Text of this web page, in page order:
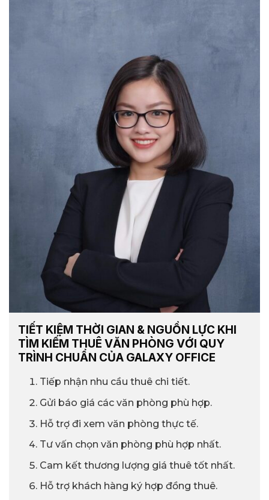
TIẾT KIỆM THỜI GIAN & NGUỒN LỰC KHI
TÌM KIẾM THUÊ VĂN PHÒNG VỚI QUY
TRÌNH CHUẨN CỦA GALAXY OFFICE
Tiếp nhận nhu cầu thuê chi tiết.
Gửi báo giá các văn phòng phù hợp.
Hỗ trợ đi xem văn phòng thực tế.
Tư vấn chọn văn phòng phù hợp nhất.
Cam kết thương lượng giá thuê tốt nhất.
Hỗ trợ khách hàng ký hợp đồng thuê.